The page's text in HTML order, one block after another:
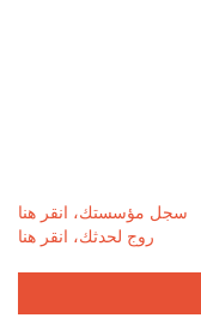
سجل مؤسستك، انقر هنا
روج لحدثك، انقر هنا